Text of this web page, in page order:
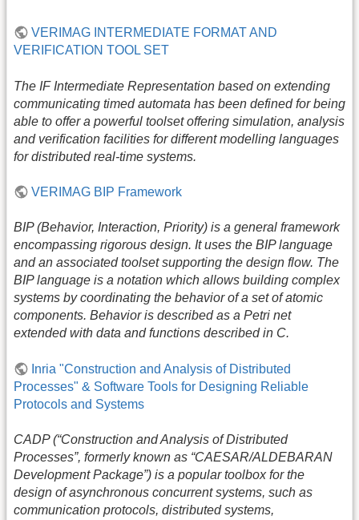
VERIMAG INTERMEDIATE FORMAT AND
VERIFICATION TOOL SET
The IF Intermediate Representation based on extending
communicating timed automata has been defined for being
able to offer a powerful toolset offering simulation, analysis
and verification facilities for different modelling languages
for distributed real-time systems.
VERIMAG BIP Framework
BIP (Behavior, Interaction, Priority) is a general framework
encompassing rigorous design. It uses the BIP language
and an associated toolset supporting the design flow. The
BIP language is a notation which allows building complex
systems by coordinating the behavior of a set of atomic
components. Behavior is described as a Petri net
extended with data and functions described in C.
Inria "Construction and Analysis of Distributed
Processes" & Software Tools for Designing Reliable
Protocols and Systems
CADP (“Construction and Analysis of Distributed
Processes”, formerly known as “CAESAR/ALDEBARAN
Development Package”) is a popular toolbox for the
design of asynchronous concurrent systems, such as
communication protocols, distributed systems,